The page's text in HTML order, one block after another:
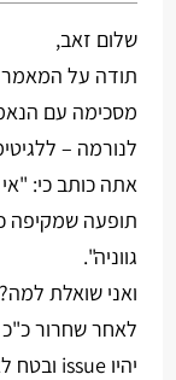
שלום זאב,
תודה על המאמר
מסכימה עם
לנורמה –
אתה כותב כי:
תופעה שמקיפה
גווניה".
ואני שואלת
לאחר שחרור
יהיו issue ובטח לא תופעה....